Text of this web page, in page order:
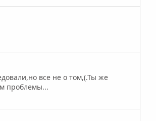
все не о том,(.Ты же
проблемы...